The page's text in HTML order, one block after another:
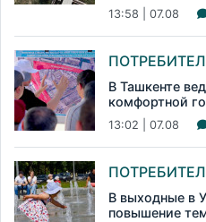
13:58 | 07.08
В Ташкенте
комфортной
13:02 | 07.08
В выходные в
повышение